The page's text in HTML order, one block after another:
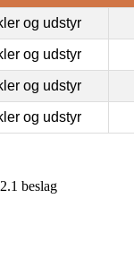
og udstyr
og udstyr
og udstyr
og udstyr
beslag